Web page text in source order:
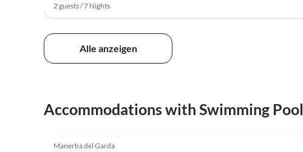
2 guests / 7 Nights
Alle anzeigen
Accommodations with Swimming Pool
Manerba del Garda